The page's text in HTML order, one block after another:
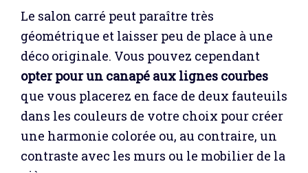
Le salon carré peut paraître très
géométrique et laisser peu de place à une
déco originale. Vous pouvez cependant
opter pour un canapé aux lignes courbes
que vous placerez en face de deux fauteuils
dans les couleurs de votre choix pour créer
une harmonie colorée ou, au contraire, un
contraste avec les murs ou le mobilier de la